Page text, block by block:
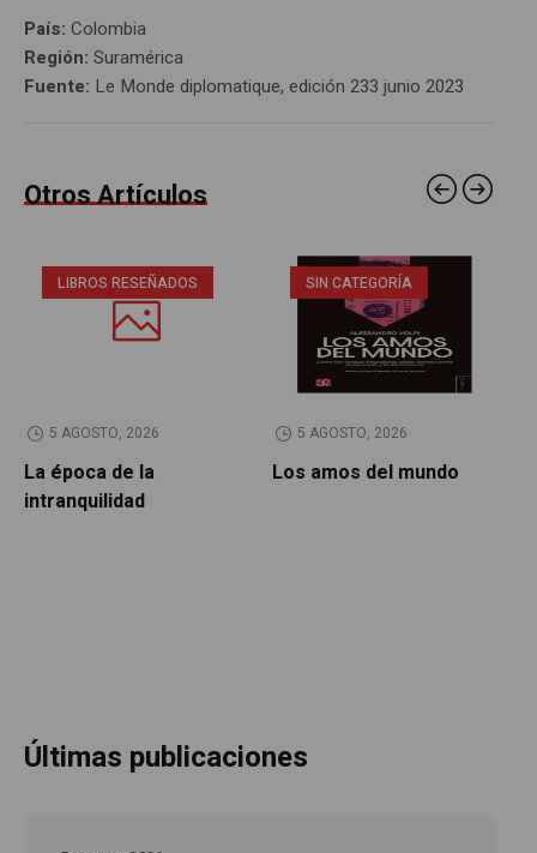
País: Colombia
Región: Suramérica
Fuente: Le Monde diplomatique, edición 233 junio 2023
Otros Artículos
LIBROS RESEÑADOS
5 AGOSTO, 2026
La época de la
intranquilidad
SIN CATEGORÍA
5 AGOSTO, 2026
Los amos del mundo
Últimas publicaciones